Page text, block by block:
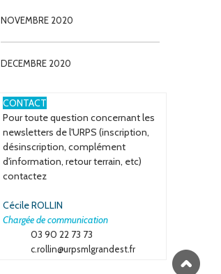
NOVEMBRE 2020
DECEMBRE 2020
CONTACT
Pour toute question concernant les
newsletters de l'URPS (inscription,
désinscription, complément
d'information, retour terrain, etc)
contactez
Cécile ROLLIN
Chargée de communication
03 90 22 73 73
c.rollin@urpsmlgrandest.fr